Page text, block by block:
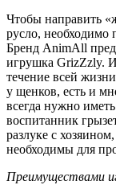
Чтобы направить
русло, необходимо
Бренд AnimAll
игрушка GrizZzly.
течение всей
у щенков, есть и
всегда нужно
воспитанник
разлуке с
необходимы для
Преимуществами